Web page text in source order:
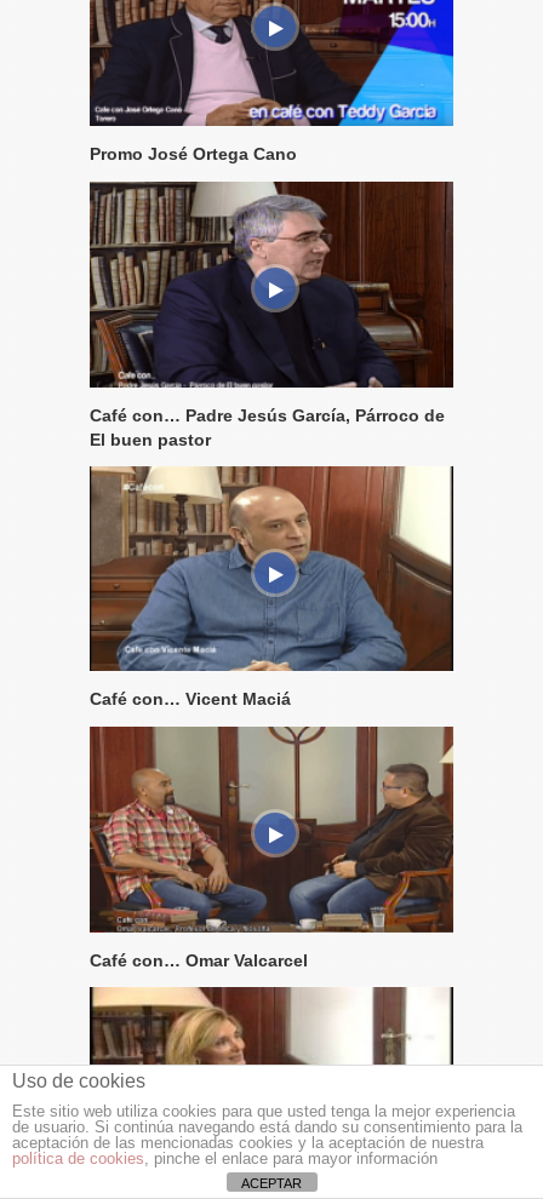
Promo José Ortega Cano
Café con… Padre Jesús García, Párroco de
El buen pastor
Café con… Vicent Maciá
Café con… Omar Valcarcel
Uso de cookies
Este sitio web utiliza cookies para que usted tenga la mejor experiencia
de usuario. Si continúa navegando está dando su consentimiento para la
aceptación de las mencionadas cookies y la aceptación de nuestra
política de cookies, pinche el enlace para mayor información
ACEPTAR